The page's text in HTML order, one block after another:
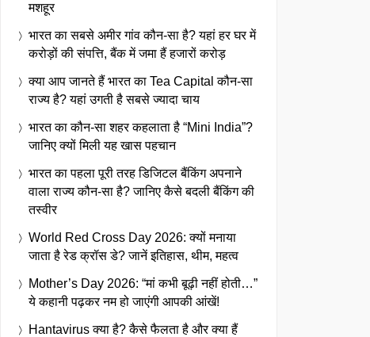
मशहूर
भारत का सबसे अमीर गांव कौन-सा है? यहां हर घर में
करोड़ों की संपत्ति, बैंक में जमा हैं हजारों करोड़
क्या आप जानते हैं भारत का Tea Capital कौन-सा
राज्य है? यहां उगती है सबसे ज्यादा चाय
भारत का कौन-सा शहर कहलाता है “Mini India”?
जानिए क्यों मिली यह खास पहचान
भारत का पहला पूरी तरह डिजिटल बैंकिंग अपनाने
वाला राज्य कौन-सा है? जानिए कैसे बदली बैंकिंग की
तस्वीर
World Red Cross Day 2026: क्यों मनाया
जाता है रेड क्रॉस डे? जानें इतिहास, थीम, महत्व
Mother’s Day 2026: “मां कभी बूढ़ी नहीं होती…”
ये कहानी पढ़कर नम हो जाएंगी आपकी आंखें!
Hantavirus क्या है? कैसे फैलता है और क्या हैं